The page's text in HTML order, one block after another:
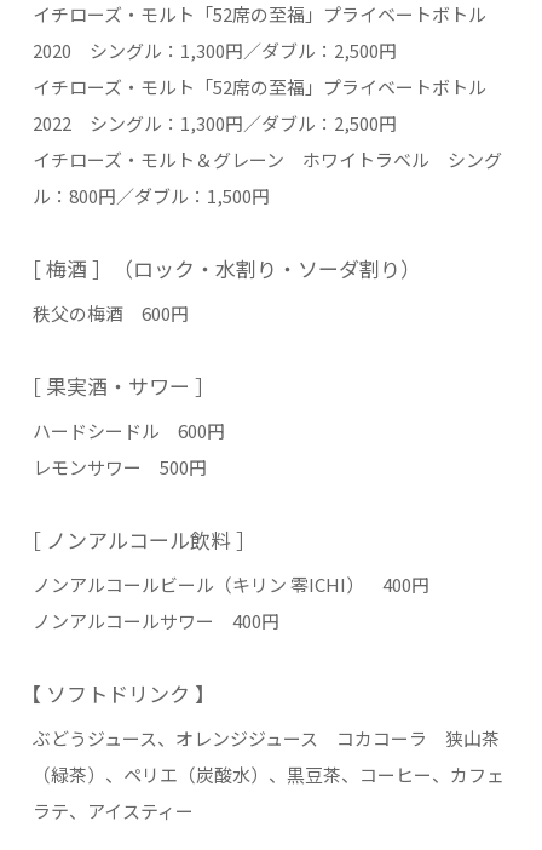
イチローズ・モルト「52席の至福」プライベートボトル
2020 シングル：1,300円／ダブル：2,500円
イチローズ・モルト「52席の至福」プライベートボトル
2022 シングル：1,300円／ダブル：2,500円
イチローズ・モルト＆グレーン ホワイトラベル シング
ル：800円／ダブル：1,500円
［ 梅酒 ］（ロック・水割り・ソーダ割り）
秩父の梅酒 600円
［ 果実酒・サワー ］
ハードシードル 600円
レモンサワー 500円
［ ノンアルコール飲料 ］
ノンアルコールビール（キリン 零ICHI） 400円
ノンアルコールサワー 400円
【 ソフトドリンク 】
ぶどうジュース、オレンジジュース コカコーラ 狭山茶
（緑茶）、ペリエ（炭酸水）、黒豆茶、コーヒー、カフェ
ラテ、アイスティー